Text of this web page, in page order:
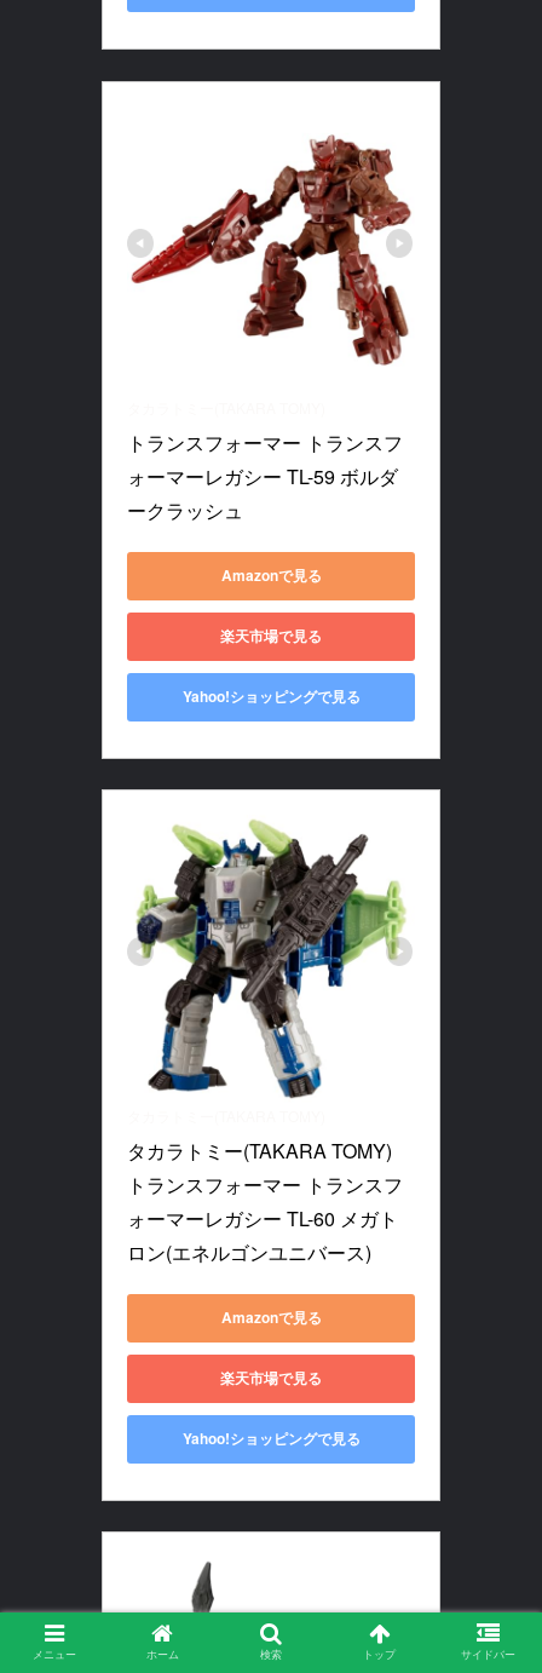
トランスフォーマー トランスフ
ォーマーレガシー TL-59 ボルダ
ークラッシュ
Amazonで見る
楽天市場で見る
Yahoo!ショッピングで見る
タカラトミー(TAKARA TOMY)
トランスフォーマー トランスフ
ォーマーレガシー TL-60 メガト
ロン(エネルゴンユニバース)
Amazonで見る
楽天市場で見る
Yahoo!ショッピングで見る
メニュー ホーム 検索 トップ サイドバー